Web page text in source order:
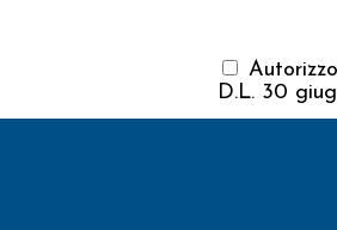
D.L. 30